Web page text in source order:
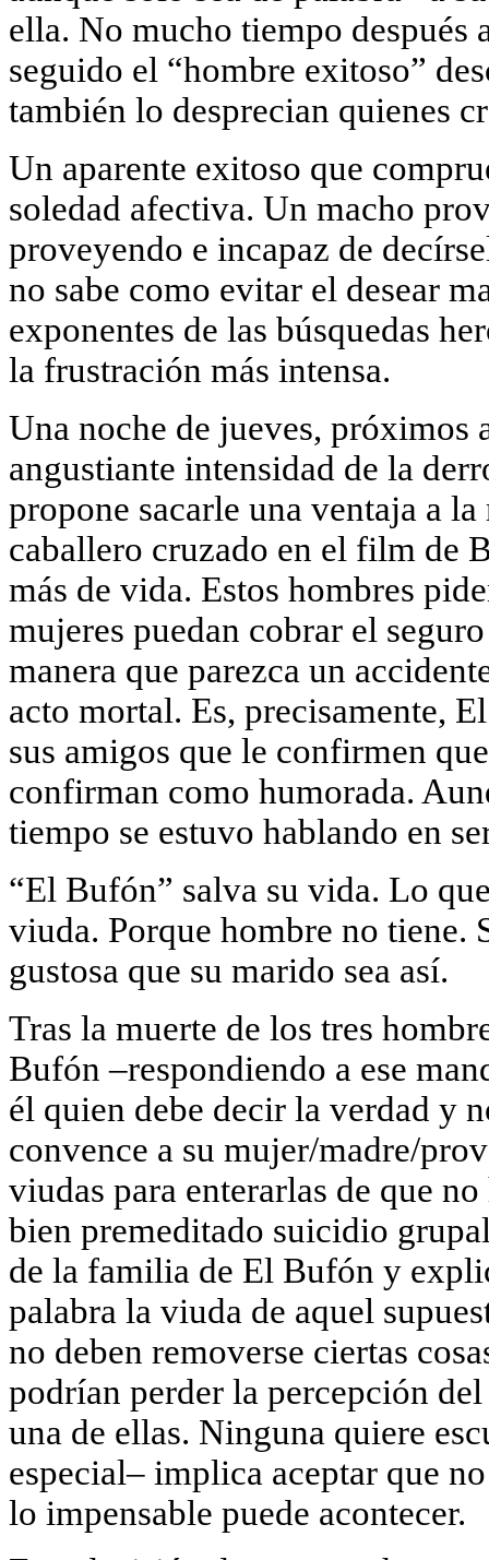
ella. No mucho tiempo después
seguido el “hombre exitoso”
también lo desprecian quienes
Un aparente exitoso que
soledad afectiva. Un macho
proveyendo e incapaz de
no sabe como evitar el desear
exponentes de las búsquedas
la frustración más intensa.
Una noche de jueves, próximos
angustiante intensidad de la
propone sacarle una ventaja a
caballero cruzado en el film de
más de vida. Estos hombres
mujeres puedan cobrar el
manera que parezca un
acto mortal. Es, precisamente,
sus amigos que le confirmen
confirman como humorada.
tiempo se estuvo hablando en
“El Bufón” salva su vida. Lo
viuda. Porque hombre no tiene.
gustosa que su marido sea así.
Tras la muerte de los tres
Bufón –respondiendo a ese
él quien debe decir la verdad y
convence a su mujer/madre/
viudas para enterarlas de que
bien premeditado suicidio
de la familia de El Bufón y
palabra la viuda de aquel
no deben removerse ciertas
podrían perder la percepción
una de ellas. Ninguna quiere
especial– implica aceptar que
lo impensable puede acontecer.